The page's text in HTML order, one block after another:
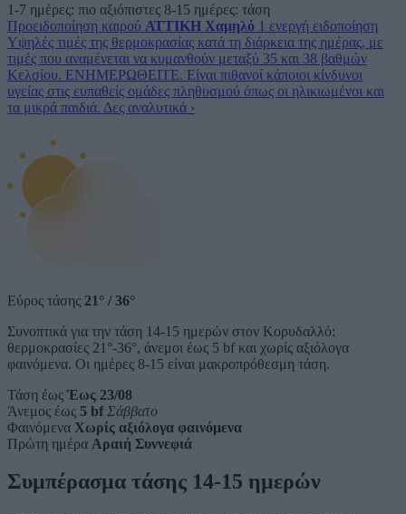
1-7 ημέρες: πιο αξιόπιστες 8-15 ημέρες: τάση
Προειδοποίηση καιρού ΑΤΤΙΚΗ Χαμηλό 1 ενεργή ειδοποίηση
Υψηλές τιμές της θερμοκρασίας κατά τη διάρκεια της ημέρας, με
τιμές που αναμένεται να κυμανθούν μεταξύ 35 και 38 βαθμών
Κελσίου. ΕΝΗΜΕΡΩΘΕΙΤΕ. Είναι πιθανοί κάποιοι κίνδυνοι
υγείας στις ευπαθείς ομάδες πληθυσμού όπως οι ηλικιωμένοι και
τα μικρά παιδιά. Δες αναλυτικά ›
Εύρος τάσης 21° / 36°
Συνοπτικά για την τάση 14-15 ημερών στον Κορυδαλλό:
θερμοκρασίες 21°-36°, άνεμοι έως 5 bf και χωρίς αξιόλογα
φαινόμενα. Οι ημέρες 8-15 είναι μακροπρόθεσμη τάση.
Τάση έως Έως 23/08
Άνεμος έως 5 bf Σάββατο
Φαινόμενα Χωρίς αξιόλογα φαινόμενα
Πρώτη ημέρα Αραιή Συννεφιά
Συμπέρασμα τάσης 14-15 ημερών